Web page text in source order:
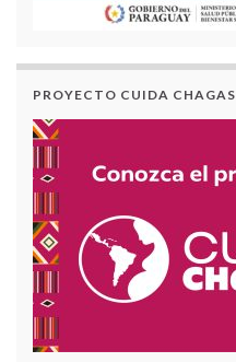
PROYECTO CUIDA CHAGAS